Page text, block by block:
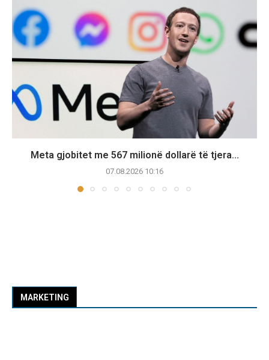
Meta gjobitet me 567 milionë dollarë të tjera...
07.08.2026 10:16
MARKETING